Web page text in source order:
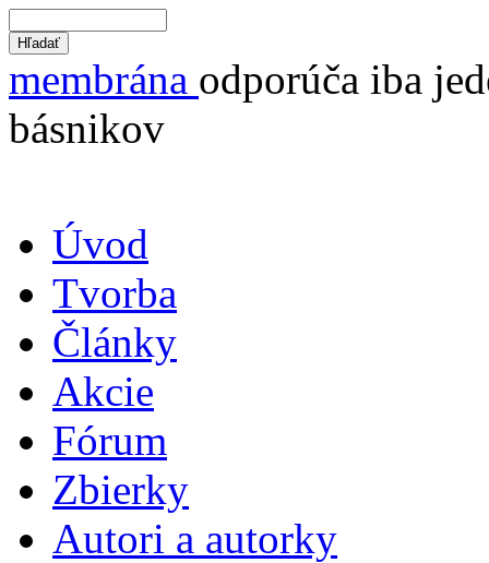
membrána odporúča iba
básnikov
Úvod
Tvorba
Články
Akcie
Fórum
Zbierky
Autori a autorky